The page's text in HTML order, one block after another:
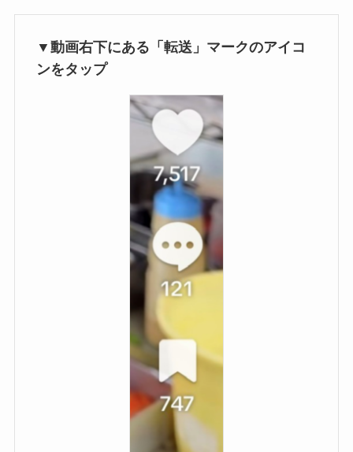
▼動画右下にある「転送」マークのアイコ
ンをタップ